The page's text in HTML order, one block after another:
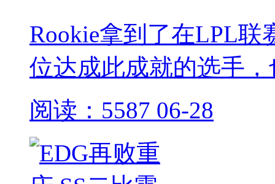
Rookie拿到了在LPL联
位达成此成就的选手
阅读：5587 06-28